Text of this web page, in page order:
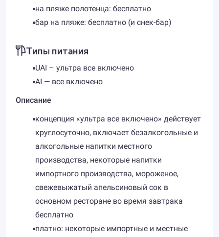
на пляже полотенца: бесплатно
бар на пляже: бесплатно (и снек-бар)
Типы питания
UAI – ультра все включено
AI — все включено
Описание
концепция «ультра все включено» действует
круглосуточно, включает безалкогольные и
алкогольные напитки местного
производства, некоторые напитки
импортного производства, мороженое,
свежевыжатый апельсиновый сок в
основном ресторане во время завтрака
бесплатно
платно: некоторые импортные и местные